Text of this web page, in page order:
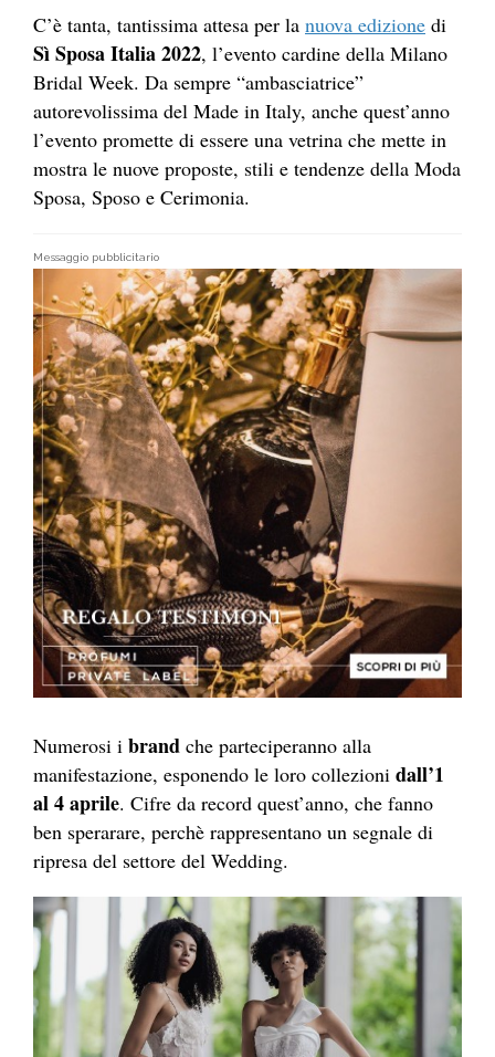
C’è tanta, tantissima attesa per la nuova edizione di
Sì Sposa Italia 2022, l’evento cardine della Milano
Bridal Week. Da sempre “ambasciatrice”
autorevolissima del Made in Italy, anche quest’anno
l’evento promette di essere una vetrina che mette in
mostra le nuove proposte, stili e tendenze della Moda
Sposa, Sposo e Cerimonia.
Messaggio pubblicitario
Numerosi i brand che parteciperanno alla
manifestazione, esponendo le loro collezioni dall’1
al 4 aprile. Cifre da record quest’anno, che fanno
ben sperarare, perchè rappresentano un segnale di
ripresa del settore del Wedding.